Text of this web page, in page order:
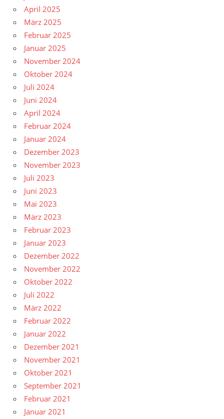
April 2025
März 2025
Februar 2025
Januar 2025
November 2024
Oktober 2024
Juli 2024
Juni 2024
April 2024
Februar 2024
Januar 2024
Dezember 2023
November 2023
Juli 2023
Juni 2023
Mai 2023
März 2023
Februar 2023
Januar 2023
Dezember 2022
November 2022
Oktober 2022
Juli 2022
März 2022
Februar 2022
Januar 2022
Dezember 2021
November 2021
Oktober 2021
September 2021
Februar 2021
Januar 2021